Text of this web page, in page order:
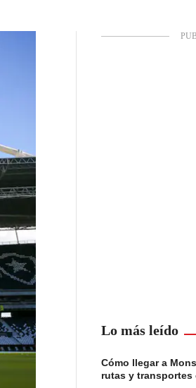
Lo más leído
Cómo llegar a
rutas y transportes